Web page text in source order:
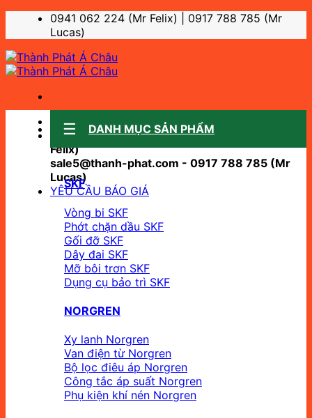
dung
0941 062 224 (Mr Felix) | 0917 788 785 (Mr
Lucas)
Sale support:
sale10@thanh-phat.com - 0941 062 224 (Mr
Felix)
sale5@thanh-phat.com - 0917 788 785 (Mr
Lucas)
YÊU CẦU BÁO GIÁ
DANH MỤC SẢN PHẨM
SKF
Vòng bi SKF
Phớt chặn dầu SKF
Gối đỡ SKF
Dây đai SKF
Mỡ bôi trơn SKF
Dụng cụ bảo trì SKF
NORGREN
Xy lanh Norgren
Van điện từ Norgren
Bộ lọc điêu áp Norgren
Công tắc áp suất Norgren
Phụ kiện khí nén Norgren